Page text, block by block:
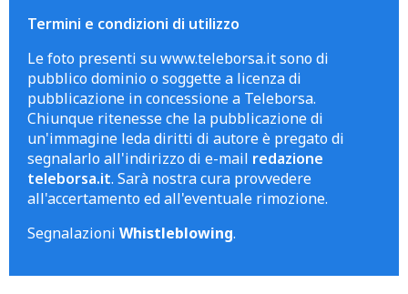
Termini e condizioni di utilizzo
Le foto presenti su www.teleborsa.it sono di
pubblico dominio o soggette a licenza di
pubblicazione in concessione a Teleborsa.
Chiunque ritenesse che la pubblicazione di
un'immagine leda diritti di autore è pregato di
segnalarlo all'indirizzo di e-mail redazione
teleborsa.it. Sarà nostra cura provvedere
all'accertamento ed all'eventuale rimozione.
Segnalazioni Whistleblowing.